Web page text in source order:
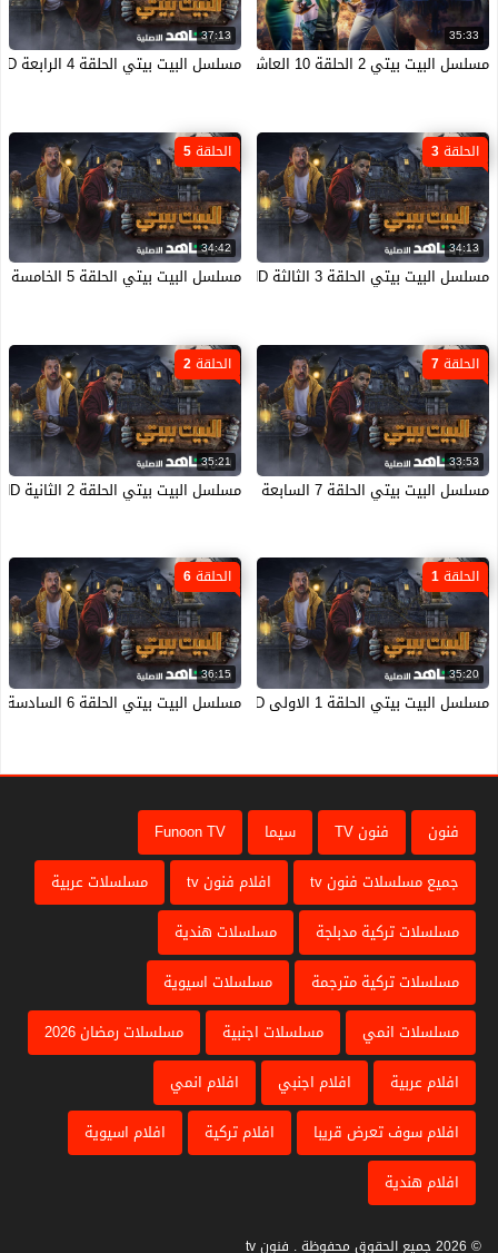
35:33
مسلسل البيت بيتي 2 الحلقة 10 العاشرة والاخيرة ماي سيما
37:13
مسلسل البيت بيتي الحلقة 4 الرابعة HD
34:13
الحلقة 3
مسلسل البيت بيتي الحلقة 3 الثالثة HD
34:42
الحلقة 5
مسلسل البيت بيتي الحلقة 5 الخامسة HD
33:53
الحلقة 7
مسلسل البيت بيتي الحلقة 7 السابعة HD
35:21
الحلقة 2
مسلسل البيت بيتي الحلقة 2 الثانية HD
35:20
الحلقة 1
مسلسل البيت بيتي الحلقة 1 الاولى HD
36:15
الحلقة 6
مسلسل البيت بيتي الحلقة 6 السادسة HD
فنون فنون TV سيما
Funoon TV
جميع مسلسلات فنون tv
افلام فنون tv
مسلسلات عربية
مسلسلات تركية مدبلجة
مسلسلات هندية
مسلسلات تركية مترجمة
مسلسلات اسيوية
مسلسلات انمي
مسلسلات اجنبية
مسلسلات رمضان 2026
افلام عربية
افلام اجنبي
افلام انمي
افلام سوف تعرض قريبا
افلام تركية
افلام اسيوية
افلام هندية
© 2026 جميع الحقوق محفوظة . فنون tv